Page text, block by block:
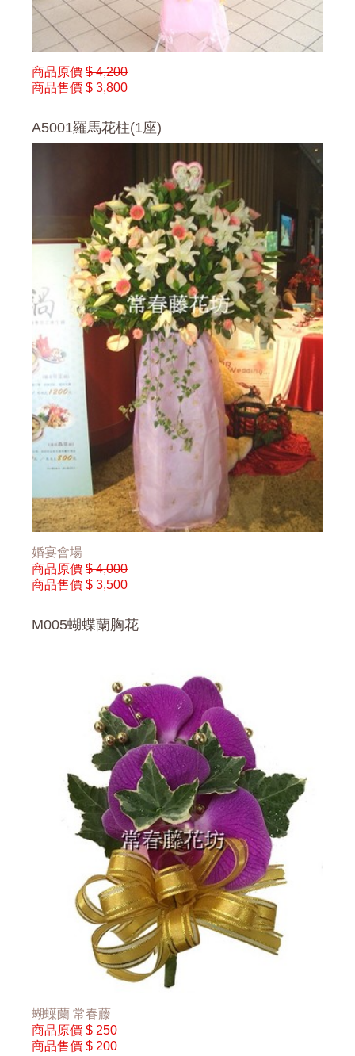
商品原價 $ 4,200
商品售價 $ 3,800
A5001羅馬花柱(1座)
婚宴會場
商品原價 $ 4,000
商品售價 $ 3,500
M005蝴蝶蘭胸花
蝴蠂蘭 常春藤
商品原價 $ 250
商品售價 $ 200